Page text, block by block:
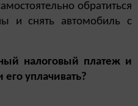
обратиться
и снять автомобиль с
налоговый платеж и
уплачивать?